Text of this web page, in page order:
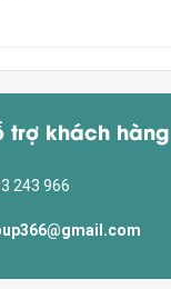
trợ khách hàng
243 966